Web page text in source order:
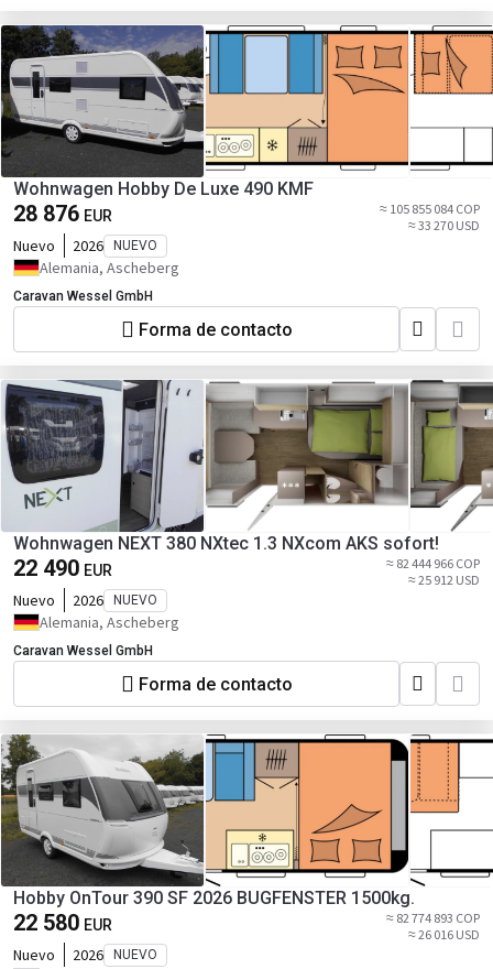
Wohnwagen Hobby De Luxe 490 KMF
28 876 EUR
≈ 105 855 084 COP
≈ 33 270 USD
Nuevo 2026 NUEVO
Alemania, Ascheberg
Caravan Wessel GmbH
Forma de contacto
Wohnwagen NEXT 380 NXtec 1.3 NXcom AKS sofort!
22 490 EUR
≈ 82 444 966 COP
≈ 25 912 USD
Nuevo 2026 NUEVO
Alemania, Ascheberg
Caravan Wessel GmbH
Forma de contacto
Hobby OnTour 390 SF 2026 BUGFENSTER 1500kg.
22 580 EUR
≈ 82 774 893 COP
≈ 26 016 USD
Nuevo 2026 NUEVO